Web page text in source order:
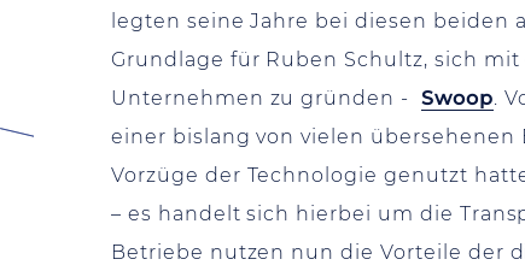
legten seine Jahre bei diesen beiden
Grundlage für Ruben Schultz, sich
Unternehmen zu gründen - Swoop.
einer bislang von vielen
Vorzüge der Technologie genutzt
– es handelt sich hierbei um die
Betriebe nutzen nun die Vorteile der